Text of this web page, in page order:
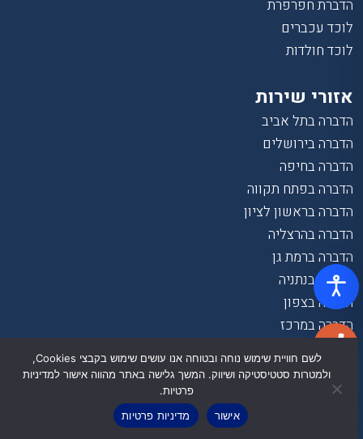
הדברת חפרפרת
לוכד עכברים
לוכד חולדות
אזורי שירות
הדברה בתל אביב
הדברה בירושלים
הדברה בחיפה
הדברה בפתח תקווה
הדברה בראשון לציון
הדברה בהרצליה
הדברה ברמת גן
הדברה בנתניה
הדברה בצפון
הדברה במרכז
הדברה בבאר שבע
הדברה בקריות
הדברה בחולון
לשם חוויית שימוש נוחה ובטוחה אנו עושים שימוש בקבצי Cookies,
ולמטרות סטטיסטיקה ושיווק. המשך גלישה באתר מהווה אישור למדיניות
פרטיות.
אישור
מדיניות פרטיות